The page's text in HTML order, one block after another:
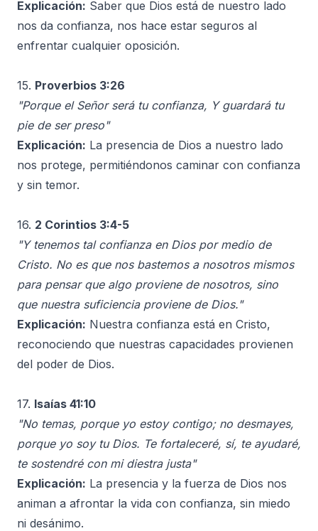
Explicación: Saber que Dios está de nuestro lado
nos da confianza, nos hace estar seguros al
enfrentar cualquier oposición.
15. Proverbios 3:26
"Porque el Señor será tu confianza, Y guardará tu
pie de ser preso"
Explicación: La presencia de Dios a nuestro lado
nos protege, permitiéndonos caminar con confianza
y sin temor.
16. 2 Corintios 3:4-5
"Y tenemos tal confianza en Dios por medio de
Cristo. No es que nos bastemos a nosotros mismos
para pensar que algo proviene de nosotros, sino
que nuestra suficiencia proviene de Dios."
Explicación: Nuestra confianza está en Cristo,
reconociendo que nuestras capacidades provienen
del poder de Dios.
17. Isaías 41:10
"No temas, porque yo estoy contigo; no desmayes,
porque yo soy tu Dios. Te fortaleceré, sí, te ayudaré,
te sostendré con mi diestra justa"
Explicación: La presencia y la fuerza de Dios nos
animan a afrontar la vida con confianza, sin miedo
ni desánimo.